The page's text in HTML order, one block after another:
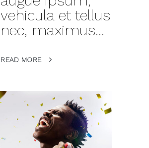
vehicula et tellus
nec, maximus...
READ MORE